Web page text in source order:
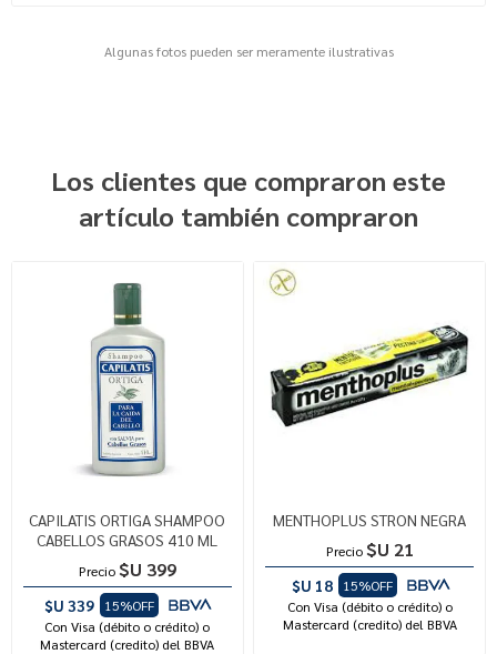
Algunas fotos pueden ser meramente ilustrativas
Los clientes que compraron este
artículo también compraron
CAPILATIS ORTIGA SHAMPOO
CABELLOS GRASOS 410 ML
Precio $U 399
$U 339
15%OFF
Con Visa (débito o crédito) o
Mastercard (credito) del BBVA
MENTHOPLUS STRON NEGRA
Precio $U 21
$U 18
15%OFF
Con Visa (débito o crédito) o
Mastercard (credito) del BBVA